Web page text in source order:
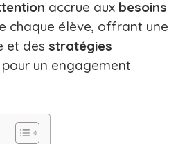
accrue aux besoins
chaque élève, offrant une
et des stratégies
un engagement